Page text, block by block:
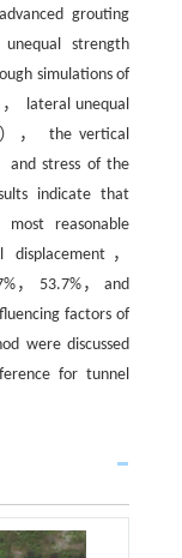
grouting
strength
simulations of
lateral unequal
， the vertical
and stress of the
indicate that
reasonable
，
， 53.7%， and
factors of
were discussed
for tunnel